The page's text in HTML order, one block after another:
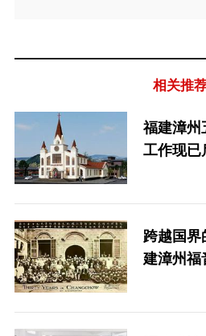
相关推
福建漳州
工作现已
跨越国
建漳州福